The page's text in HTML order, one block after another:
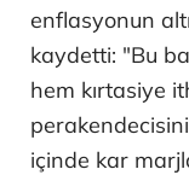
enflasyonun
kaydetti: "Bu
hem kırtasiye
içinde kar